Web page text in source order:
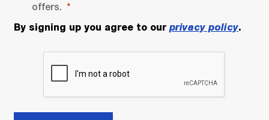
offers.
By signing up you agree to our privacy policy.